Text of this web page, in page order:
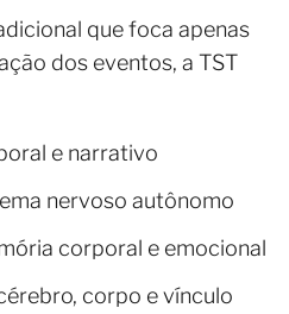
que foca apenas
dos eventos, a TST
e narrativo
nervoso autônomo
corporal e emocional
corpo e vínculo